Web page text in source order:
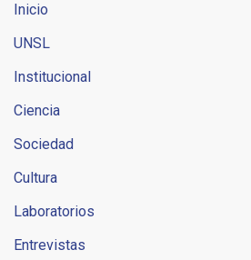
Inicio
UNSL
Institucional
Ciencia
Sociedad
Cultura
Laboratorios
Entrevistas